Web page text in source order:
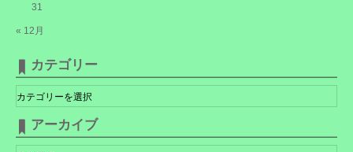
« 12月
31
カテゴリー
カ
テ
ゴ
リ
アーカイブ
ア